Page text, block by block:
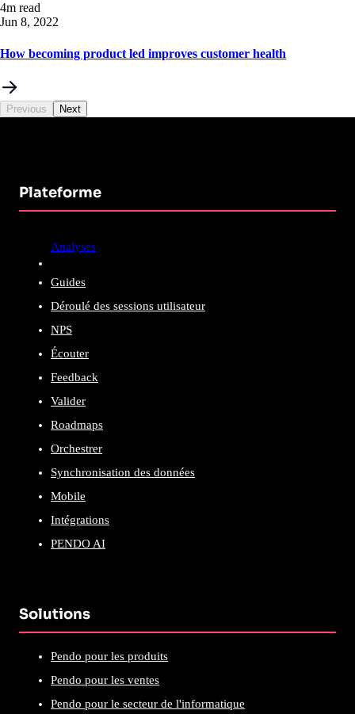
4m read
Jun 8, 2022
How becoming product led improves customer health
Previous Next
Plateforme
Analyses
Guides
Déroulé des sessions utilisateur
NPS
Écouter
Feedback
Valider
Roadmaps
Orchestrer
Synchronisation des données
Mobile
Intégrations
PENDO AI
Solutions
Pendo pour les produits
Pendo pour les ventes
Pendo pour le secteur de l'informatique